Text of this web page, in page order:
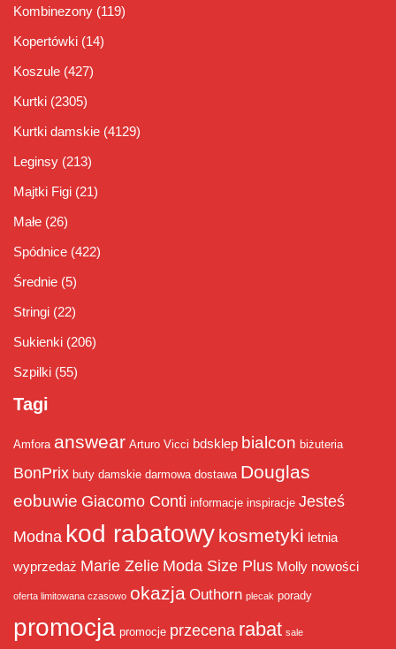
Kombinezony (119)
Kopertówki (14)
Koszule (427)
Kurtki (2305)
Kurtki damskie (4129)
Leginsy (213)
Majtki Figi (21)
Małe (26)
Spódnice (422)
Średnie (5)
Stringi (22)
Sukienki (206)
Szpilki (55)
Tagi
Amfora answear Arturo Vicci bdsklep bialcon biżuteria
BonPrix buty damskie darmowa dostawa Douglas
eobuwie Giacomo Conti informacje inspiracje Jesteś
Modna kod rabatowy kosmetyki letnia
wyprzedaż Marie Zelie Moda Size Plus Molly nowości
oferta limitowana czasowo okazja Outhorn plecak porady
promocja promocje przecena rabat sale